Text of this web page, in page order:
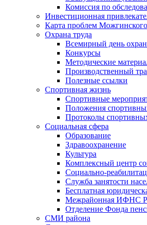
Комиссия по
Инвестиционная
Карта проблем
Охрана труда
Всемирный день
Конкурсы
Методические
Производственный
Полезные ссылки
Спортивная жизнь
Спортивные
Положения
Протоколы
Социальная сфера
Образование
Здравоохранение
Культура
Комплексный центр
Социально-
Служба занятости
Бесплатная
Межрайонная ИФНС
Отделение Фонда
СМИ района